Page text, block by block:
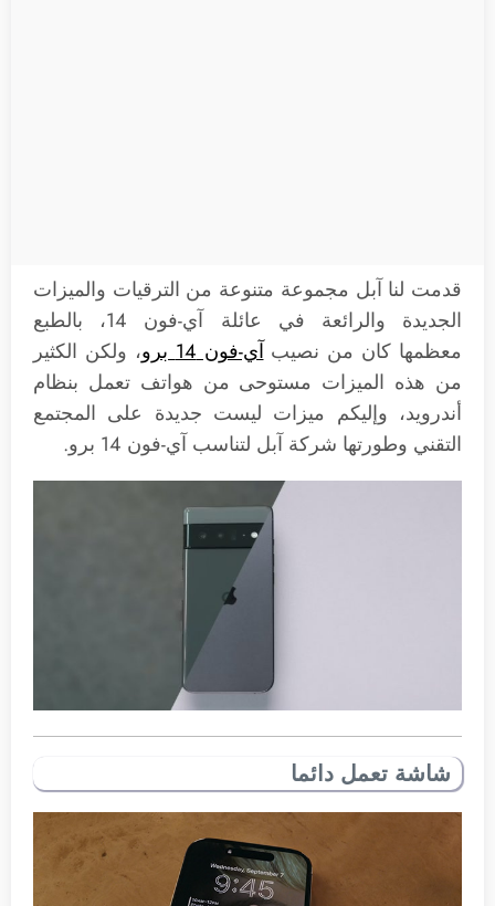
قدمت لنا آبل مجموعة متنوعة من الترقيات والميزات
الجديدة والرائعة في عائلة آي-فون 14، بالطبع
معظمها كان من نصيبآي-فون 14 برو
، ولكن الكثير
من هذه الميزات مستوحى من هواتف تعمل بنظام
أندرويد، وإليكم ميزات ليست جديدة على المجتمع
التقني وطورتها شركة آبل لتناسب آي-فون 14 برو.
شاشة تعمل دائما